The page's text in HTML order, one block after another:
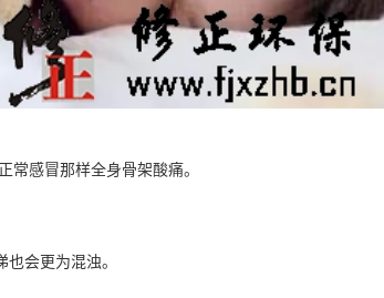
感冒那样全身骨架酸痛。
会更为混浊。